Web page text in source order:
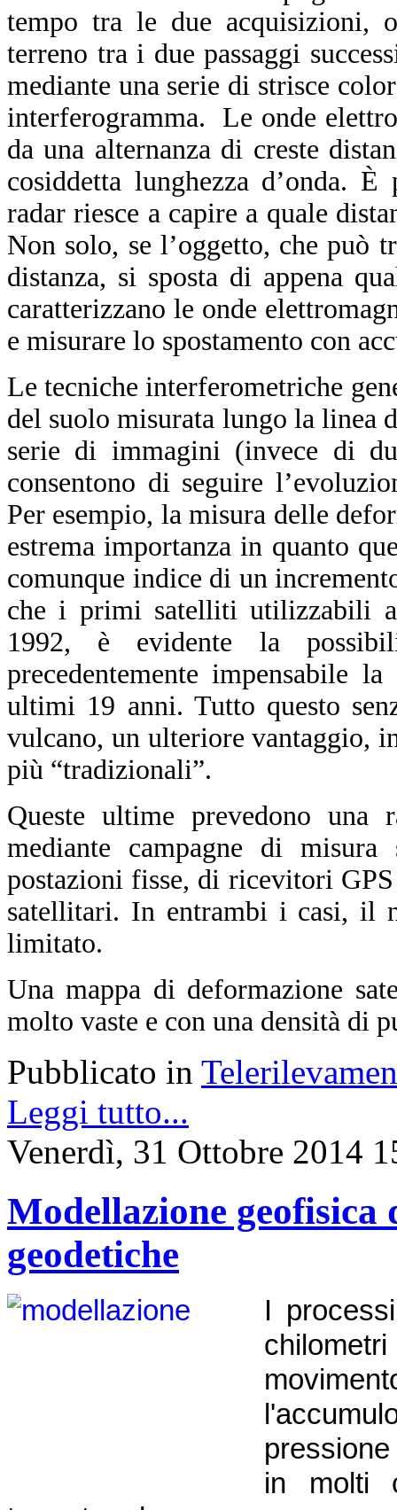
tempo tra le due acquisizioni,
terreno tra i due passaggi
mediante una serie di strisce
interferogramma. Le onde
da una alternanza di creste
cosiddetta lunghezza d’onda.
radar riesce a capire a quale
Non solo, se l’oggetto, che può
distanza, si sposta di appena
caratterizzano le onde
e misurare lo spostamento con
Le tecniche interferometriche
del suolo misurata lungo la linea
serie di immagini (invece di
consentono di seguire
Per esempio, la misura delle
estrema importanza in quanto
comunque indice di un
che i primi satelliti utilizzabili
1992, è evidente la
precedentemente impensabile
ultimi 19 anni. Tutto questo
vulcano, un ulteriore vantaggio,
più “tradizionali”.
Queste ultime prevedono una
mediante campagne di
postazioni fisse, di ricevitori
satellitari. In entrambi i casi, il
limitato.
Una mappa di deformazione
molto vaste e con una densità di
Pubblicato in
Leggi tutto...
Venerdì, 31 Ottobre 2014
Modellazione
geodetiche
I
in molti